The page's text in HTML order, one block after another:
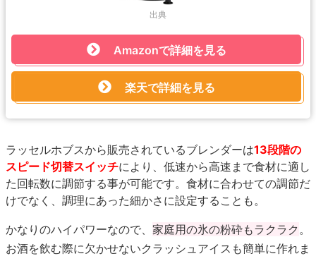
出典
Amazonで詳細を見る
楽天で詳細を見る
ラッセルホブスから販売されているブレンダーは13段階の
スピード切替スイッチにより、低速から高速まで食材に適し
た回転数に調節する事が可能です。食材に合わせての調節だ
けでなく、調理にあった細かさに設定することも。
かなりのハイパワーなので、 家庭用の氷の粉砕もラクラク 。
お酒を飲む際に欠かせないクラッシュアイスも簡単に作れま